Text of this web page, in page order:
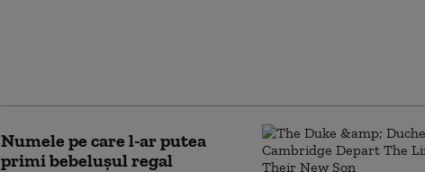
Numele pe care l-ar putea
primi bebelușul regal